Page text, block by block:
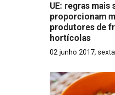
UE: regras mais
proporcionam
produtores de
hortícolas
02 junho 2017,